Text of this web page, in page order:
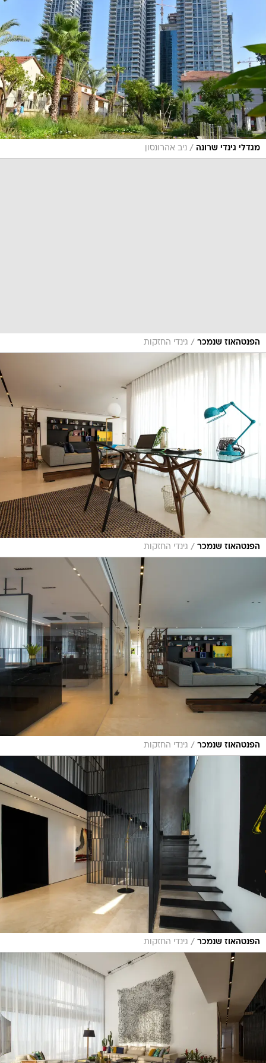
מגדלי גינדי שרונה / ניב אהרונסון
הפנטהאוז שנמכר / גינדי החזקות
הפנטהאוז שנמכר / גינדי החזקות
הפנטהאוז שנמכר / גינדי החזקות
הפנטהאוז שנמכר / גינדי החזקות